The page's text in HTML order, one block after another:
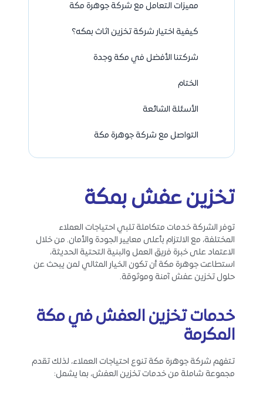
مميزات التعامل مع شركة جوهرة مكة
كيفية اختيار شركة تخزين اثاث بمكه؟
شركتنا الأفضل في مكة وجدة
الختام
الأسئلة الشائعة
التواصل مع شركة جوهرة مكة
تخزين عفش بمكة
توفر الشركة خدمات متكاملة تلبي احتياجات العملاء
المختلفة، مع الالتزام بأعلى معايير الجودة والأمان. من خلال
الاعتماد على خبرة فريق العمل والبنية التحتية الحديثة،
استطاعت جوهرة مكة أن تكون الخيار المثالي لمن يبحث عن
حلول تخزين عفش آمنة وموثوقة.
خدمات تخزين العفش في مكة
المكرمة
تتفهم شركة جوهرة مكة تنوع احتياجات العملاء، لذلك تقدم
مجموعة شاملة من خدمات تخزين العفش، بما يشمل: